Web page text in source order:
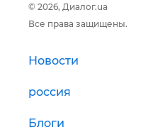
© 2026, Диалог.ua
Все права защищены.
Новости
россия
Блоги